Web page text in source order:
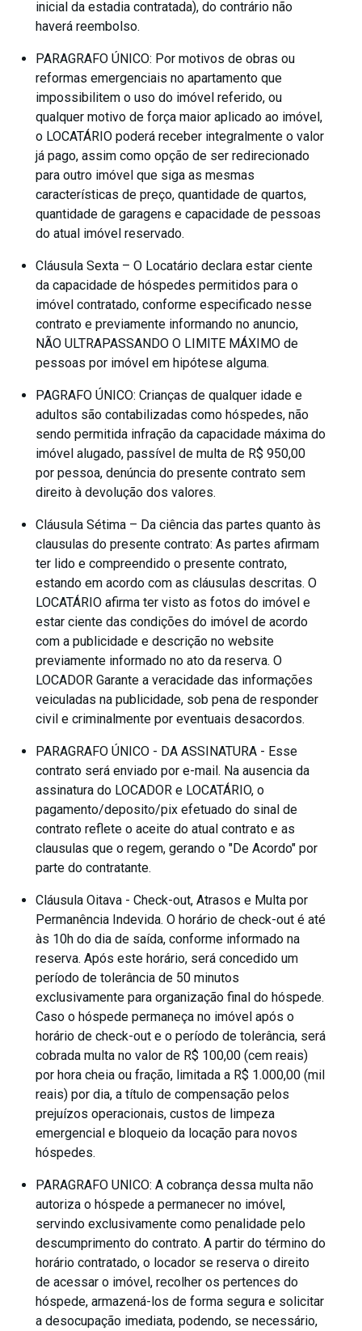
inicial da estadia contratada), do contrário não
haverá reembolso.
PARAGRAFO ÚNICO: Por motivos de obras ou
reformas emergenciais no apartamento que
impossibilitem o uso do imóvel referido, ou
qualquer motivo de força maior aplicado ao imóvel,
o LOCATÁRIO poderá receber integralmente o valor
já pago, assim como opção de ser redirecionado
para outro imóvel que siga as mesmas
características de preço, quantidade de quartos,
quantidade de garagens e capacidade de pessoas
do atual imóvel reservado.
Cláusula Sexta – O Locatário declara estar ciente
da capacidade de hóspedes permitidos para o
imóvel contratado, conforme especificado nesse
contrato e previamente informando no anuncio,
NÃO ULTRAPASSANDO O LIMITE MÁXIMO de
pessoas por imóvel em hipótese alguma.
PAGRAFO ÚNICO: Crianças de qualquer idade e
adultos são contabilizadas como hóspedes, não
sendo permitida infração da capacidade máxima do
imóvel alugado, passível de multa de R$ 950,00
por pessoa, denúncia do presente contrato sem
direito à devolução dos valores.
Cláusula Sétima – Da ciência das partes quanto às
clausulas do presente contrato: As partes afirmam
ter lido e compreendido o presente contrato,
estando em acordo com as cláusulas descritas. O
LOCATÁRIO afirma ter visto as fotos do imóvel e
estar ciente das condições do imóvel de acordo
com a publicidade e descrição no website
previamente informado no ato da reserva. O
LOCADOR Garante a veracidade das informações
veiculadas na publicidade, sob pena de responder
civil e criminalmente por eventuais desacordos.
PARAGRAFO ÚNICO - DA ASSINATURA - Esse
contrato será enviado por e-mail. Na ausencia da
assinatura do LOCADOR e LOCATÁRIO, o
pagamento/deposito/pix efetuado do sinal de
contrato reflete o aceite do atual contrato e as
clausulas que o regem, gerando o "De Acordo" por
parte do contratante.
Cláusula Oitava - Check-out, Atrasos e Multa por
Permanência Indevida. O horário de check-out é até
às 10h do dia de saída, conforme informado na
reserva. Após este horário, será concedido um
período de tolerância de 50 minutos
exclusivamente para organização final do hóspede.
Caso o hóspede permaneça no imóvel após o
horário de check-out e o período de tolerância, será
cobrada multa no valor de R$ 100,00 (cem reais)
por hora cheia ou fração, limitada a R$ 1.000,00 (mil
reais) por dia, a título de compensação pelos
prejuízos operacionais, custos de limpeza
emergencial e bloqueio da locação para novos
hóspedes.
PARAGRAFO UNICO: A cobrança dessa multa não
autoriza o hóspede a permanecer no imóvel,
servindo exclusivamente como penalidade pelo
descumprimento do contrato. A partir do término do
horário contratado, o locador se reserva o direito
de acessar o imóvel, recolher os pertences do
hóspede, armazená-los de forma segura e solicitar
a desocupação imediata, podendo, se necessário,